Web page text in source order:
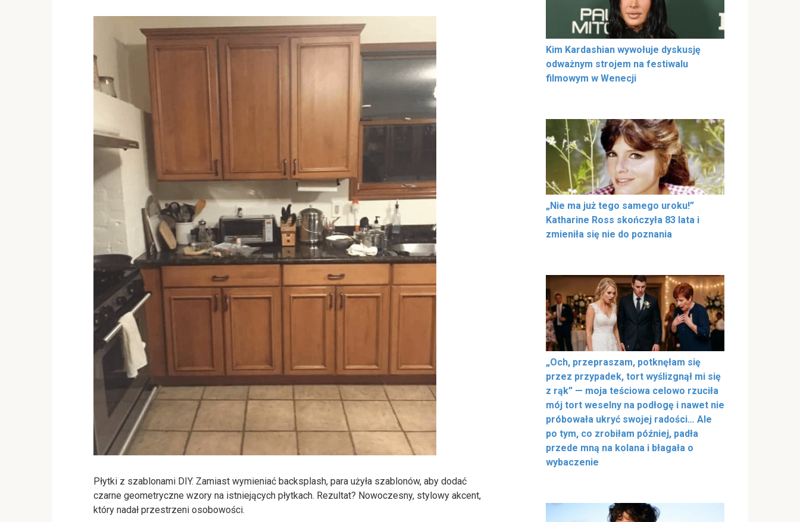
Płytki z szablonami DIY. Zamiast wymieniać backsplash, para użyła szablonów, aby dodać
czarne geometryczne wzory na istniejących płytkach. Rezultat? Nowoczesny, stylowy akcent,
który nadał przestrzeni osobowości.
Kim Kardashian wywołuje dyskusję
odważnym strojem na festiwalu
filmowym w Wenecji
„Nie ma już tego samego uroku!”
Katharine Ross skończyła 83 lata i
zmieniła się nie do poznania
„Och, przepraszam, potknęłam się
przez przypadek, tort wyślizgnął mi się
z rąk” — moja teściowa celowo rzuciła
mój tort weselny na podłogę i nawet nie
próbowała ukryć swojej radości… Ale
po tym, co zrobiłam później, padła
przede mną na kolana i błagała o
wybaczenie